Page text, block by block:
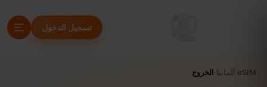
تسجيل الدخول
eSIM ألمانيا الخروج